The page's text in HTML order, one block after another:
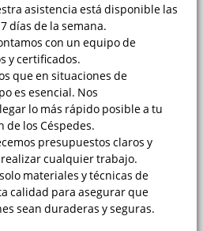
asistencia está disponible las
7 días de la semana.
con un equipo de
y certificados.
que en situaciones de
es esencial. Nos
lo más rápido posible a tu
de los Céspedes.
presupuestos claros y
cualquier trabajo.
materiales y técnicas de
calidad para asegurar que
sean duraderas y seguras.